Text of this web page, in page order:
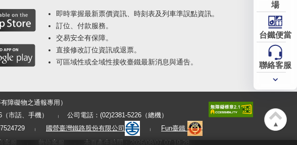
即時掌握最新票價資訊、時刻表及列車準誤點資訊。
訂位、付款服務。
交易安全有保障。
直接修改訂位資訊或退票。
可區域性或全域性接收臺鐵最新消息與通告。
障礙物之通報專用）
市話、手機）
公司電話：(02)2381-5226（總機）
國營臺灣鐵路股份有限公司
Fun臺鐵
客服 數位客服 本頁產生時間：2026/08/07 07:19:28
場
台鐵便當
聯絡客服
常用
▲